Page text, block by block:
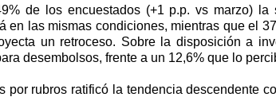
de los encuestados (+1 p.p. vs marzo)
en las mismas condiciones, mientras que el
un retroceso. Sobre la disposición a
desembolsos, frente a un 12,6% que lo
por rubros ratificó la tendencia descendente